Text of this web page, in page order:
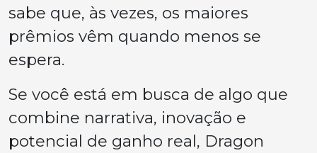
sabe que, às vezes, os maiores
prêmios vêm quando menos se
espera.
Se você está em busca de algo que
combine narrativa, inovação e
potencial de ganho real, Dragon